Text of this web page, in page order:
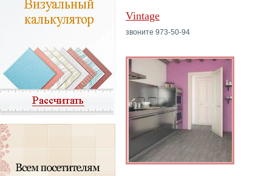
Vintage
звоните 973-50-94